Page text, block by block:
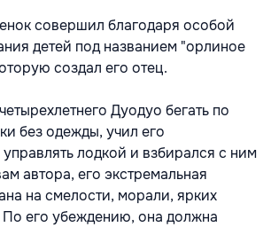
совершил благодаря особой
детей под названием "орлиное
создал его отец.
Дуодуо бегать по
без одежды, учил его
лодкой и взбирался с ним
автора, его экстремальная
на смелости, морали, ярких
его убеждению, она должна